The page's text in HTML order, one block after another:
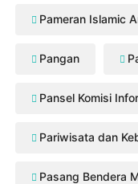
Pameran Islamic
Pangan
Pansel Komisi
Pariwisata dan
Pasang Bendera